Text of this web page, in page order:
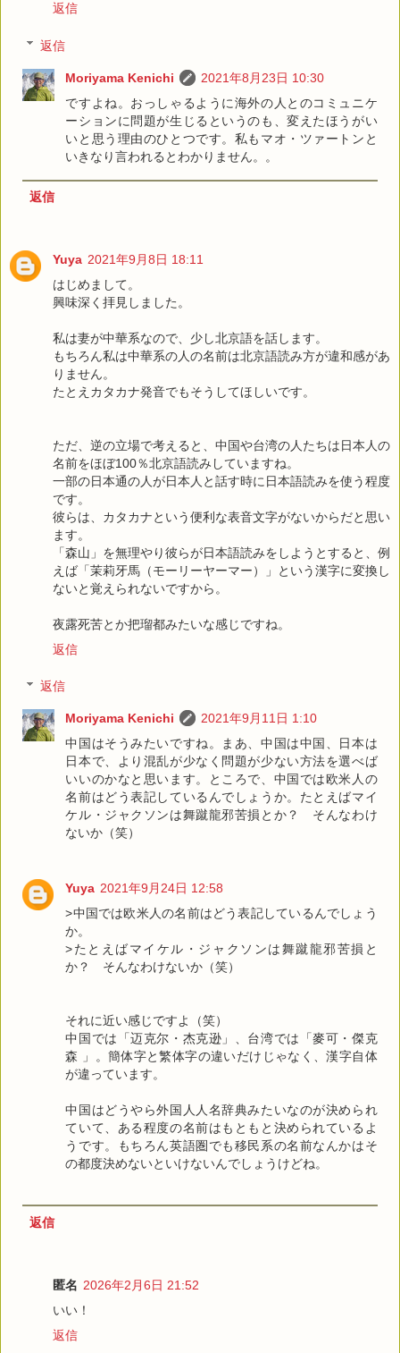
返信
返信
Moriyama Kenichi
2021年8月23日 10:30
ですよね。おっしゃるように海外の人とのコミュニケ
ーションに問題が生じるというのも、変えたほうがい
いと思う理由のひとつです。私もマオ・ツァートンと
いきなり言われるとわかりません。。
返信
Yuya 2021年9月8日 18:11
はじめまして。
興味深く拝見しました。
私は妻が中華系なので、少し北京語を話します。
もちろん私は中華系の人の名前は北京語読み方が違和感があ
りません。
たとえカタカナ発音でもそうしてほしいです。
ただ、逆の立場で考えると、中国や台湾の人たちは日本人の
名前をほぼ100％北京語読みしていますね。
一部の日本通の人が日本人と話す時に日本語読みを使う程度
です。
彼らは、カタカナという便利な表音文字がないからだと思い
ます。
「森山」を無理やり彼らが日本語読みをしようとすると、例
えば「茉莉牙馬（モーリーヤーマー）」という漢字に変換し
ないと覚えられないですから。
夜露死苦とか把瑠都みたいな感じですね。
返信
返信
Moriyama Kenichi
2021年9月11日 1:10
中国はそうみたいですね。まあ、中国は中国、日本は
日本で、より混乱が少なく問題が少ない方法を選べば
いいのかなと思います。ところで、中国では欧米人の
名前はどう表記しているんでしょうか。たとえばマイ
ケル・ジャクソンは舞蹴龍邪苦損とか？ そんなわけ
ないか（笑）
Yuya 2021年9月24日 12:58
>中国では欧米人の名前はどう表記しているんでしょう
か。
>たとえばマイケル・ジャクソンは舞蹴龍邪苦損と
か？ そんなわけないか（笑）
それに近い感じですよ（笑）
中国では「迈克尔・杰克逊」、台湾では「麥可・傑克
森 」。簡体字と繁体字の違いだけじゃなく、漢字自体
が違っています。
中国はどうやら外国人人名辞典みたいなのが決められ
ていて、ある程度の名前はもともと決められているよ
うです。もちろん英語圏でも移民系の名前なんかはそ
の都度決めないといけないんでしょうけどね。
返信
匿名 2026年2月6日 21:52
いい！
返信